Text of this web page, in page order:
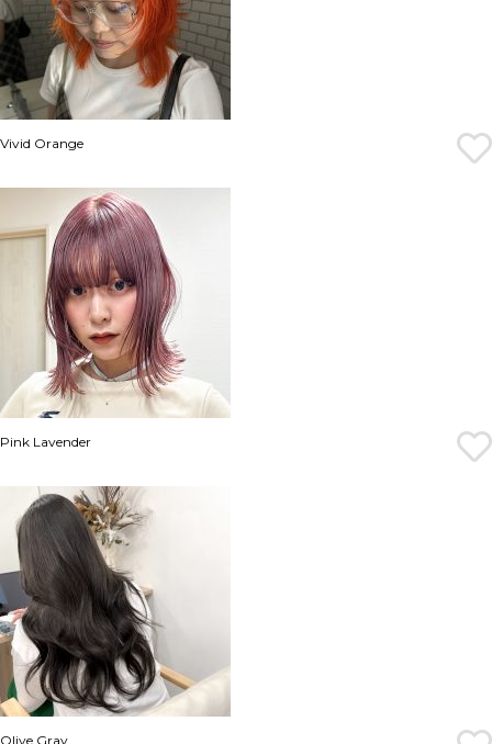
Vivid Orange
Pink Lavender
Olive Gray